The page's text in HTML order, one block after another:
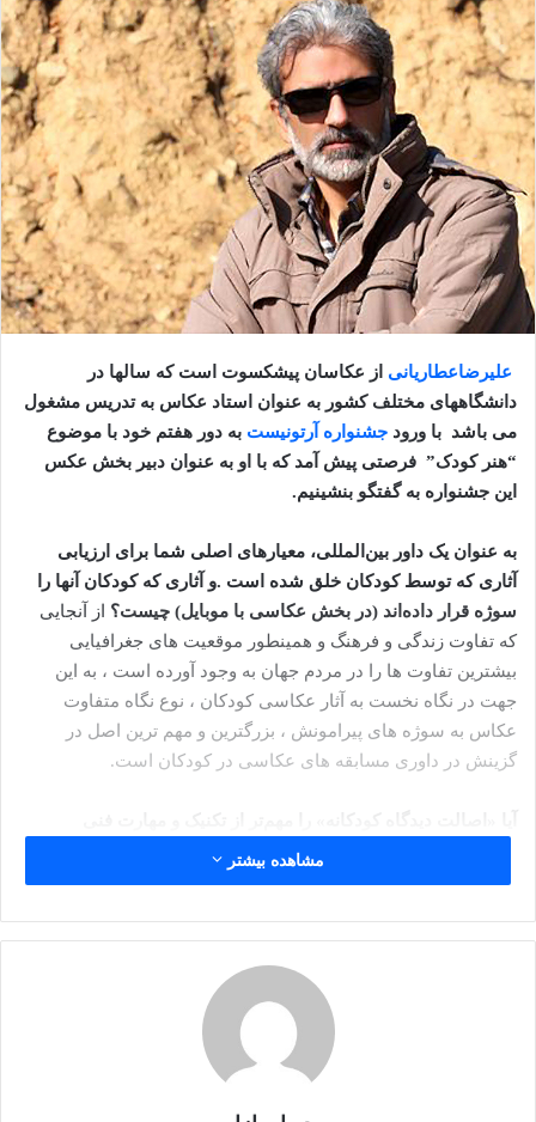
علیرضاعطاریانی از عکاسان پیشکسوت است که سالها در
دانشگاههای مختلف کشور به عنوان استاد عکاس به تدریس مشغول
می باشد با ورود جشنواره آرتونیست به دور هفتم خود با موضوع
“هنر کودک” فرصتی پیش آمد که با او به عنوان دبیر بخش عکس
این جشنواره به گفتگو بنشینیم.
به عنوان یک داور بین‌المللی، معیارهای اصلی شما برای ارزیابی
آثاری که توسط کودکان خلق شده است .و آثاری که کودکان آنها را
سوژه قرار داده‌اند (در بخش عکاسی با موبایل) چیست؟ از آنجایی
که تفاوت زندگی و فرهنگ و همینطور موقعیت های جغرافیایی
بیشترین تفاوت ها را در مردم جهان به وجود آورده است ، به این
جهت در نگاه نخست به آثار عکاسی کودکان ، نوع نگاه متفاوت
عکاس به سوژه های پیرامونش ، بزرگترین و مهم ترین اصل در
گزینش در داوری مسابقه های عکاسی در کودکان است.
بله ، بطور قطعی دیدگاه عکس چه در کودکان و چه در
بزرگسالان مهمتر از بحث های تکنیکی و ابزاری است.
به نظر شما چگونه می‌توان میان حجم انبوه عکس‌های گرفته شده با
موبایل که امروزه تولید می‌شود، آثار هنری را از عکس‌های صرفاً
معمولی و روزمره تشخیص داد؟
چه المان‌هایی یک عکس موبایلی از
یک کودک را به اثر هنری تبدیل می‌کند؟
همانطور که همه علی
الخصوص عکاسان حرفه ای می دانند ، سوژه مهمترین اصل در
مشاهده بیشتر